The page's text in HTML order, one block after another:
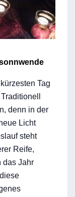
Tag
denn in der
Licht
steht
Reife,
das Jahr